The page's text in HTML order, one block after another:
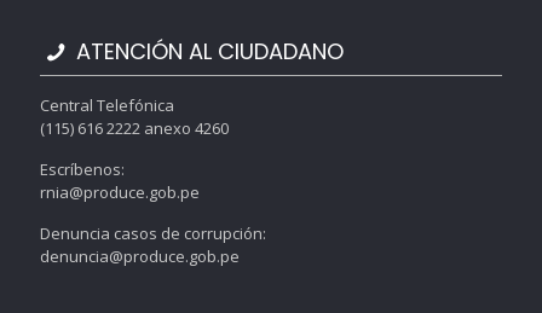
ATENCIÓN AL CIUDADANO
Central Telefónica
(115) 616 2222 anexo 4260
Escríbenos:
rnia@produce.gob.pe
Denuncia casos de corrupción:
denuncia@produce.gob.pe